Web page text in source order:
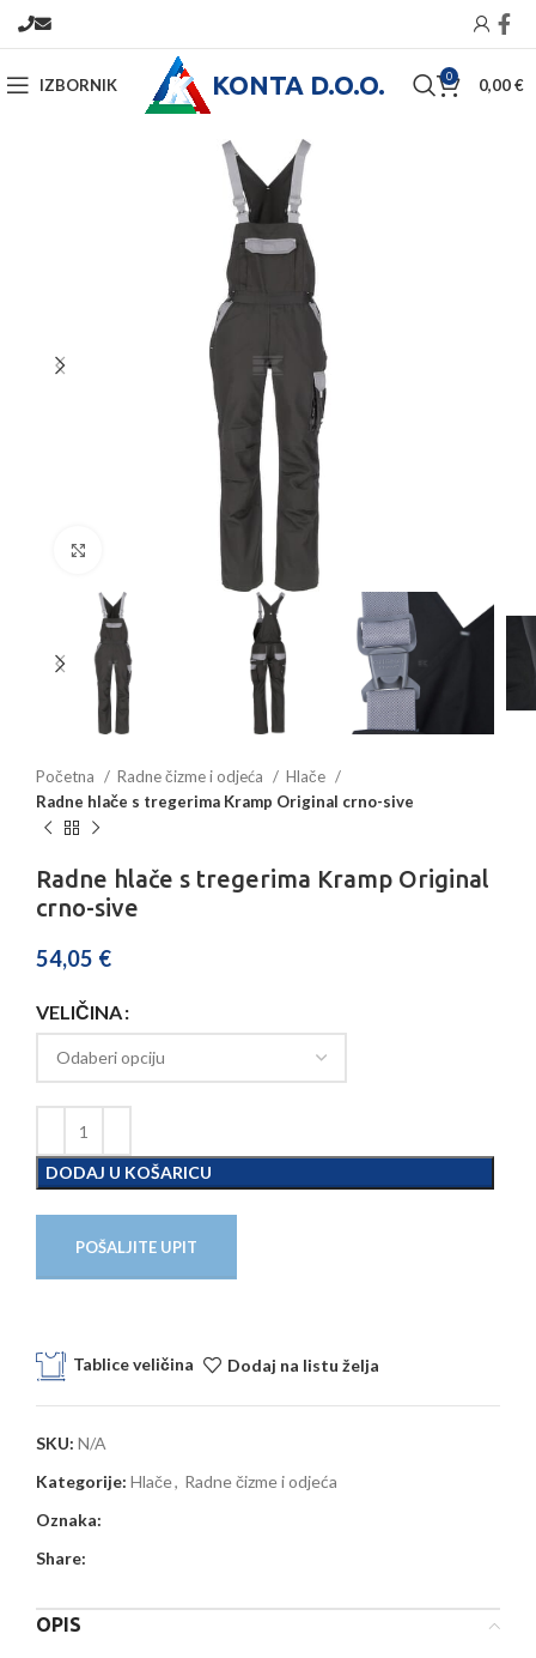
IZBORNIK KONTA D.O.O. 0 0,00€
Početna Radne čizme i odjeća
Hlače
Radne hlače s tregerima Kramp Original crno-sive
Radne hlače s tregerima Kramp Original
crno-sive
54,05 €
VELIČINA
DODAJ U KOŠARICU
POŠALJITE UPIT
Tablice veličina Dodaj na listu želja
SKU: N/A
Kategorije: Hlače, Radne čizme i odjeća
Oznaka:
Share:
OPIS